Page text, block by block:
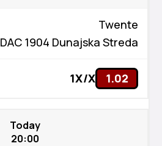
Twente
DAC 1904 Dunajska Streda
1X/X 1.02
Today
20:00